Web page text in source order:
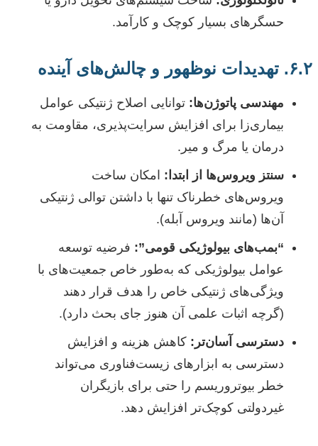
حسگرهای بسیار کوچک و کارآمد.
۶.۲. تهدیدات نوظهور و چالش‌های آینده
مهندسی پاتوژن‌ها: توانایی اصلاح ژنتیکی عوامل
بیماری‌زا برای افزایش سرایت‌پذیری، مقاومت به
درمان یا مرگ و میر.
سنتز ویروس‌ها از ابتدا: امکان ساخت
ویروس‌های خطرناک تنها با داشتن توالی ژنتیکی
آن‌ها (مانند ویروس آبله).
“بمب‌های بیولوژیکی قومی”: فرضیه توسعه
عوامل بیولوژیکی که به‌طور خاص جمعیت‌های با
ویژگی‌های ژنتیکی خاص را هدف قرار دهند
(گرچه اثبات علمی آن هنوز جای بحث دارد).
دسترسی آسان‌تر: کاهش هزینه و افزایش
دسترسی به ابزارهای زیست‌فناوری می‌تواند
خطر بیوتروریسم را حتی برای بازیگران
غیردولتی کوچک‌تر افزایش دهد.